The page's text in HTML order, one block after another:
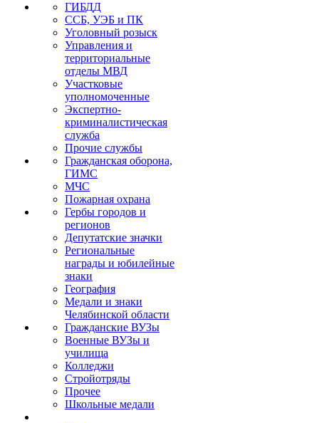
ГИБДД
ССБ, УЭБ и ПК
Уголовный розыск
Управления и
территориальные
отделы МВД
Участковые
уполномоченные
Экспертно-
криминалистическая
служба
Прочие службы
Гражданская оборона,
ГИМС
МЧС
Пожарная охрана
Гербы городов и
регионов
Депутатские значки
Региональные
награды и юбилейные
знаки
География
Медали и знаки
Челябинской области
Гражданские ВУЗы
Военные ВУЗы и
училища
Колледжи
Стройотряды
Прочее
Школьные медали